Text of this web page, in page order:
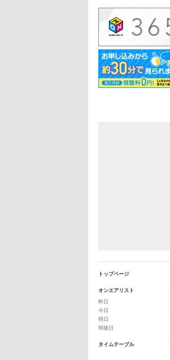
トップページ
オンエアリスト
昨日
今日
明日
明後日
タイムテーブル